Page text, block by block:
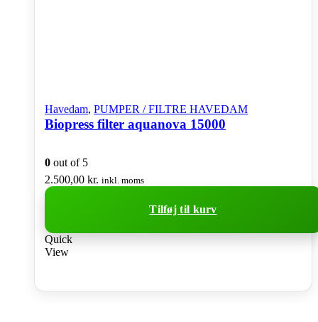
Havedam, PUMPER / FILTRE HAVEDAM
Biopress filter aquanova 15000
0 out of 5
2.500,00 kr. inkl. moms
Tilføj til kurv
Quick
View